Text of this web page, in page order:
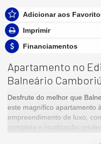
Adicionar aos
Imprimir
Financiamentos
Apartamento no
Balneário Camboriú
Desfrute do melhor que
este magnífico apartamento
empreendimento de luxo,
completa e localização